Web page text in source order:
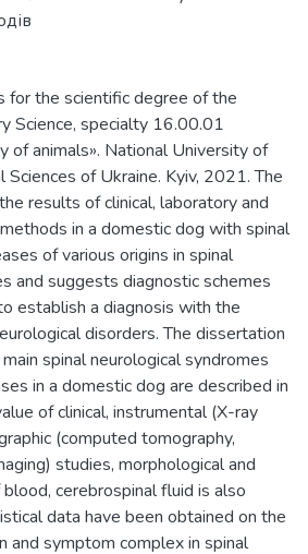
for the scientific degree of the
Science, specialty 16.00.01
of animals». National University of
Sciences of Ukraine. Kyiv, 2021. The
results of clinical, laboratory and
in a domestic dog with spinal
of various origins in spinal
and suggests diagnostic schemes
establish a diagnosis with the
disorders. The dissertation
spinal neurological syndromes
in a domestic dog are described in
of clinical, instrumental (X-ray
(computed tomography,
studies, morphological and
cerebrospinal fluid is also
data have been obtained on the
and symptom complex in spinal